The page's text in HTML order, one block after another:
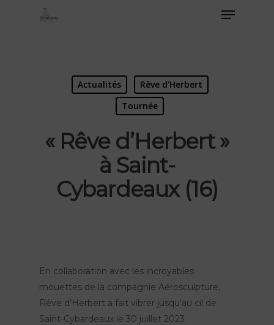
Actualités
Rêve d'Herbert
Tournée
« Rêve d’Herbert »
à Saint-
Cybardeaux (16)
En collaboration avec les incroyables
mouettes de la compagnie Aérosculpture,
Rêve d’Herbert a fait vibrer jusqu’au cil de
Saint-Cybardeaux le 30 juillet 2023.